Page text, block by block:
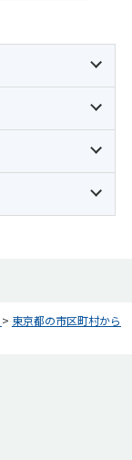
> 東京都の市区町村から